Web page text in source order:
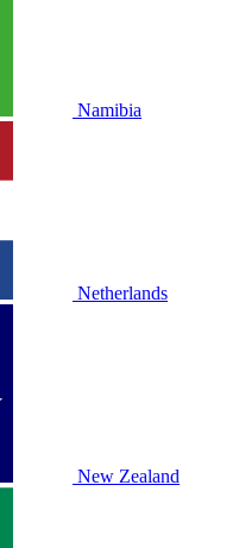
Namibia
Netherlands
New Zealand